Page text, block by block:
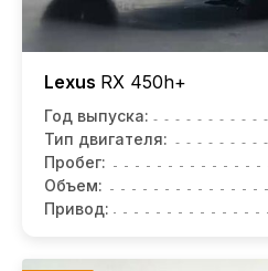
Lexus RX 450h+
Год выпуска:
Тип двигателя:
Пробег:
Объем:
Привод: